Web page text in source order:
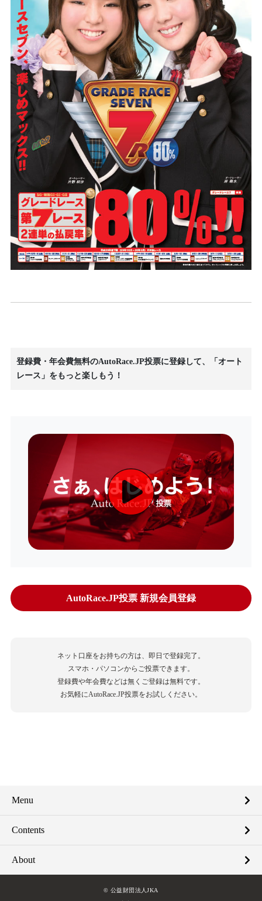
登録費・年会費無料のAutoRace.JP投票に登録して、「オート
レース」をもっと楽しもう！
AutoRace.JP投票 新規会員登録
ネット口座をお持ちの方は、即日で登録完了。
スマホ・パソコンからご投票できます。
登録費や年会費などは無くご登録は無料です。
お気軽にAutoRace.JP投票をお試しください。
Menu
Contents
About
© 公益財団法人JKA